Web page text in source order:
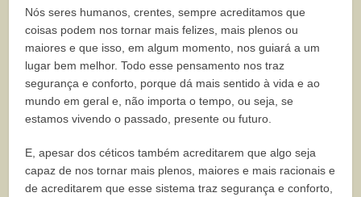
Nós seres humanos, crentes, sempre acreditamos que
coisas podem nos tornar mais felizes, mais plenos ou
maiores e que isso, em algum momento, nos guiará a um
lugar bem melhor. Todo esse pensamento nos traz
segurança e conforto, porque dá mais sentido à vida e ao
mundo em geral e, não importa o tempo, ou seja, se
estamos vivendo o passado, presente ou futuro.
E, apesar dos céticos também acreditarem que algo seja
capaz de nos tornar mais plenos, maiores e mais racionais e
de acreditarem que esse sistema traz segurança e conforto,